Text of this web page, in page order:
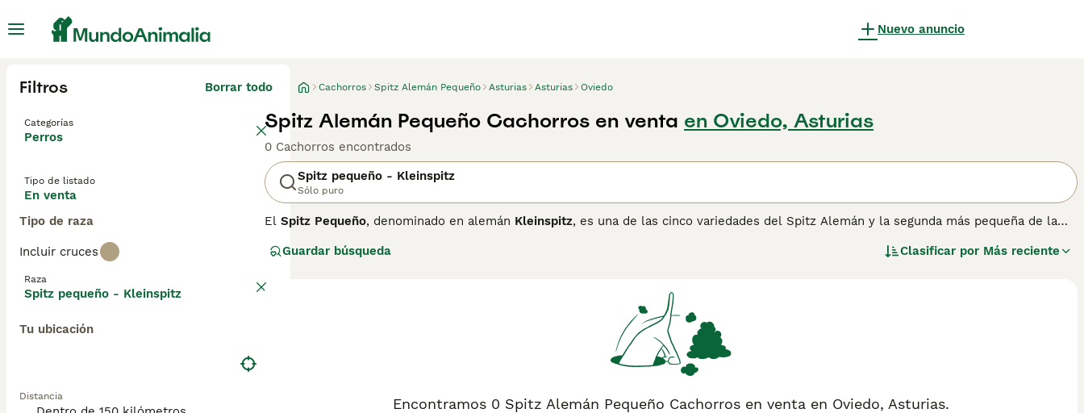
Nuevo anuncio
Filtros Borrar todo
Categorías
Perros
Tipo de listado
En venta
Tipo de raza
Incluir cruces
Raza
Spitz pequeño - Kleinspitz
Tu ubicación
Distancia
Cachorros Spitz Alemán Pequeño Asturias Asturias Oviedo
Spitz Alemán Pequeño Cachorros en venta en Oviedo, Asturias
0 Cachorros encontrados
Spitz pequeño - Kleinspitz
Sólo puro
El Spitz Pequeño, denominado en alemán Kleinspitz, es una de las cinco variedades del Spitz Alemán y la segunda más pequeña de la
por su abundante pelaje doble, con una capa interna densa y esponjosa y una capa externa larga y recta que forma una espectacular crin
raza. Se presenta en una amplia variedad de colores, incluyendo negro, blanco, crema, naranja, gris-lobo y particolores, entre otros.
El Spitz Pequeño tiene un carácter alegre, curioso y muy enérgico, con una personalidad más grande que su tamaño. Es un perro
inteligente que aprende rápidamente, aunque su carácter independiente puede requerir consistencia durante el adiestramiento. Es muy
leal y apegado a su familia, con quien disfruta de juegos y paseos, y puede desarrollar comportamientos de ansiedad por separación si se
le deja solo con frecuencia. Su instinto de vigilancia lo convierte en un perro de aviso eficaz. El Kleinspitz requiere ejercicio diario
expresivo en un tamaño compacto y manejable.
Guardar búsqueda Clasificar por Más reciente
Encontramos 0 Spitz Alemán Pequeño Cachorros en venta en Oviedo, Asturias.